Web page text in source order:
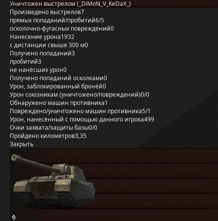
Уничтожен выстрелом (_DiMoN_V_KeDaX_)
Произведено выстрелов7
прямых попаданий/пробитий6/5
осколочно-фугасных повреждений0
Нанесение урона1932
с дистанции свыше 300 м0
Получено попаданий3
пробитий3
не нанёсших урон0
Получено попаданий осколками0
Урон, заблокированный бронёй0
Урон союзникам (уничтожено/повреждений)0/0
Обнаружено машин противника1
Повреждено/уничтожено машин противника5/1
Урон, нанесённый с помощью данного игрока499
Очки захвата/защиты базы0/0
Пройдено километров3,35
Закрыть